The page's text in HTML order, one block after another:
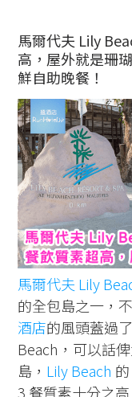
馬爾代夫 Lily
高，屋外就是珊
鮮自助晚餐！
馬爾代夫 Lily
的全包島之一，
酒店的風頭蓋過
Beach，可以話
島， Lily Beach
3 餐質素十分之